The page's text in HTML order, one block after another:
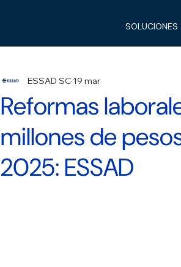
SOLUCIONES
Reformas
millones de
2025: ESSAD
ESSAD SC 19 mar